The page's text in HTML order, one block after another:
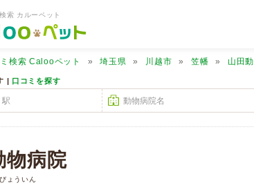
索 カルーペット
検索 Calooペット 埼玉県 川越市 笠幡 山田
| 口コミを探す
物病院
ょういん